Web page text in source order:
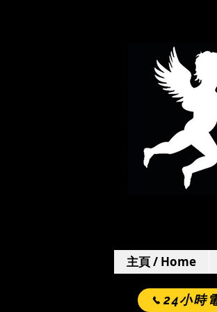
主頁 / Home
24小時